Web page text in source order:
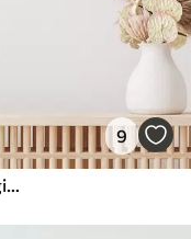
9
Abstraktne roosades toonides pojengide kimp